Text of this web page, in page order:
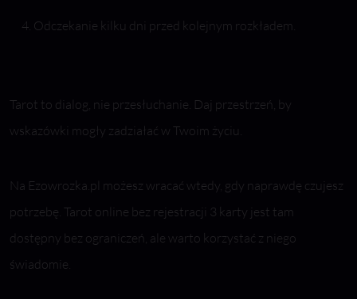
Odczekanie kilku dni przed kolejnym rozkładem.
Tarot to dialog, nie przesłuchanie. Daj przestrzeń, by
wskazówki mogły zadziałać w Twoim życiu.
Na Ezowrozka.pl możesz wracać wtedy, gdy naprawdę czujesz
potrzebę. Tarot online bez rejestracji 3 karty jest tam
dostępny bez ograniczeń, ale warto korzystać z niego
świadomie.